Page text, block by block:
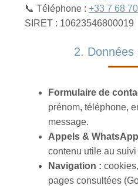
📞 Téléphone :+33 7 68
SIRET : 10623546800019
2. Données
Formulaire de
prénom, téléphone,
message.
Appels &
contenu utile au suivi
Navigation :
pages consultées